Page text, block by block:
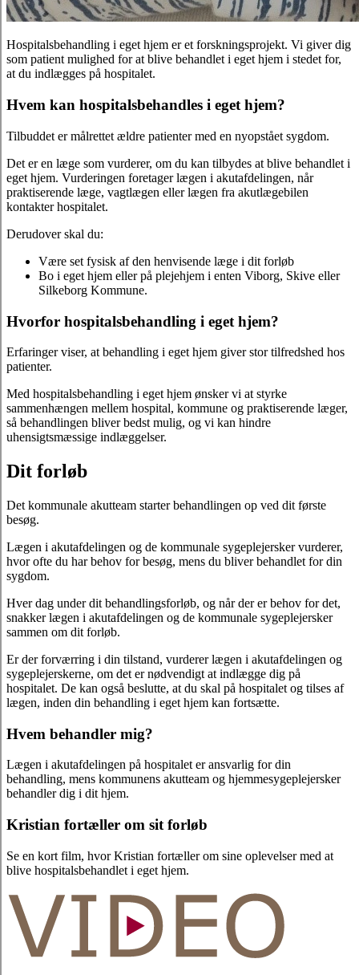
Hospitalsbehandling i eget hjem er et forskningsprojekt. Vi giver dig
som patient mulighed for at blive behandlet i eget hjem i stedet for,
at du indlægges på hospitalet.
Hvem kan hospitalsbehandles i eget hjem?
Tilbuddet er målrettet ældre patienter med en nyopstået sygdom.
Det er en læge som vurderer, om du kan tilbydes at blive behandlet i
eget hjem. Vurderingen foretager lægen i akutafdelingen, når
praktiserende læge, vagtlægen eller lægen fra akutlægebilen
kontakter hospitalet.
Derudover skal du:
Være set fysisk af den henvisende læge i dit forløb
Bo i eget hjem eller på plejehjem i enten Viborg, Skive eller
Silkeborg Kommune.
Hvorfor hospitalsbehandling i eget hjem?
Erfaringer viser, at behandling i eget hjem giver stor tilfredshed hos
patienter.
Med hospitalsbehandling i eget hjem ønsker vi at styrke
sammenhængen mellem hospital, kommune og praktiserende læger,
så behandlingen bliver bedst mulig, og vi kan hindre
uhensigtsmæssige indlæggelser.
Dit forløb
Det kommunale akutteam starter behandlingen op ved dit første
besøg.
Lægen i akutafdelingen og de kommunale sygeplejersker vurderer,
hvor ofte du har behov for besøg, mens du bliver behandlet for din
sygdom.
Hver dag under dit behandlingsforløb, og når der er behov for det,
snakker lægen i akutafdelingen og de kommunale sygeplejersker
sammen om dit forløb.
Er der forværring i din tilstand, vurderer lægen i akutafdelingen og
sygeplejerskerne, om det er nødvendigt at indlægge dig på
hospitalet. De kan også beslutte, at du skal på hospitalet og tilses af
lægen, inden din behandling i eget hjem kan fortsætte.
Hvem behandler mig?
Lægen i akutafdelingen på hospitalet er ansvarlig for din
behandling, mens kommunens akutteam og hjemmesygeplejersker
behandler dig i dit hjem.
Kristian fortæller om sit forløb
Se en kort film, hvor Kristian fortæller om sine oplevelser med at
blive hospitalsbehandlet i eget hjem.